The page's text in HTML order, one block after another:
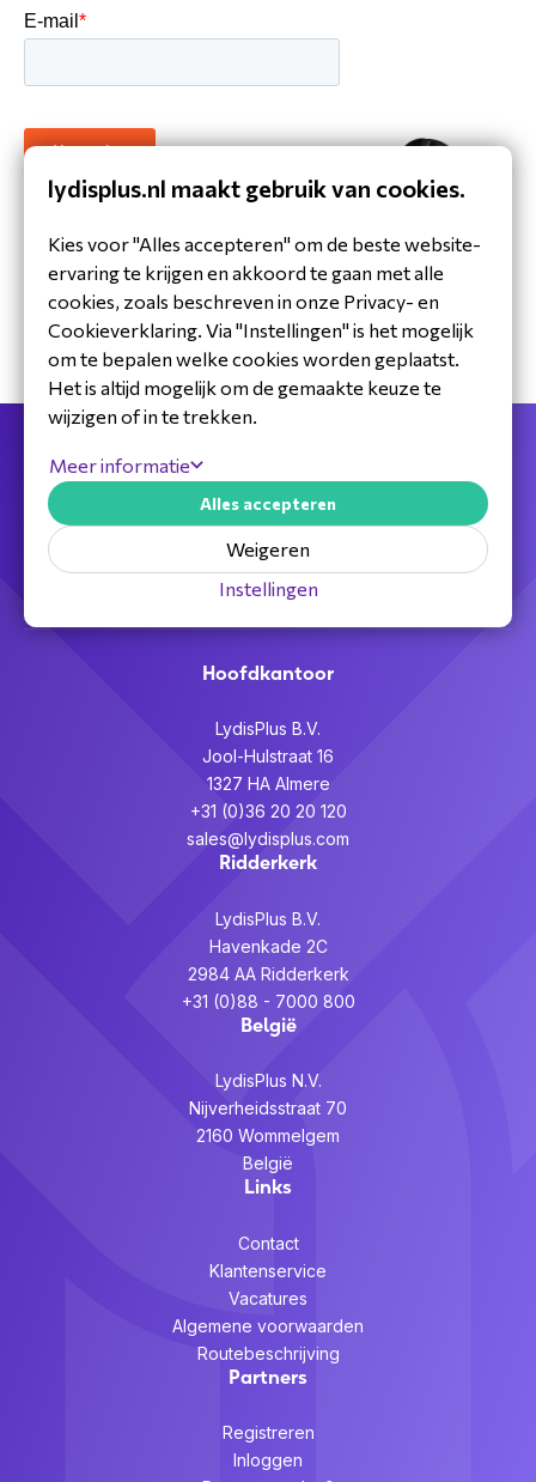
30 jaar ervaring in de branche
Toegewijd Nederlands service- en
ondersteuningsteam
Specialistische distributeur
Jouw full service distributeur voor alle
telecom,
audiovisuele en beveiligingsoplossingen.
Partner worden >
Hoofdkantoor
LydisPlus B.V.
Jool-Hulstraat 16
1327 HA Almere
+31 (0)36 20 20 120
sales@lydisplus.com
Ridderkerk
LydisPlus B.V.
Havenkade 2C
2984 AA Ridderkerk
+31 (0)88 - 7000 800
België
LydisPlus N.V.
Nijverheidsstraat 70
2160 Wommelgem
België
Links
Contact
Klantenservice
Vacatures
Algemene voorwaarden
Routebeschrijving
Partners
Registreren
Inloggen
lydisplus.nl maakt gebruik van cookies.
Kies voor "Alles accepteren" om de beste website-
ervaring te krijgen en akkoord te gaan met alle
cookies, zoals beschreven in onze Privacy- en
Cookieverklaring. Via "Instellingen" is het mogelijk
om te bepalen welke cookies worden geplaatst.
Het is altijd mogelijk om de gemaakte keuze te
wijzigen of in te trekken.
Meer informatie
Instellingen
Weigeren
Alles accepteren